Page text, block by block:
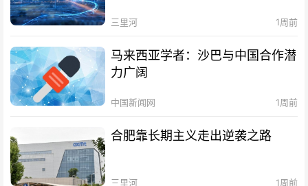
三里河 1周前
马来西亚学者：沙巴与中国合作潜
力广阔
中国新闻网 1周前
合肥靠长期主义走出逆袭之路
三里河 1周前